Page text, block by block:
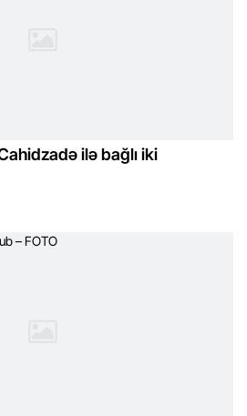
ilə bağlı iki